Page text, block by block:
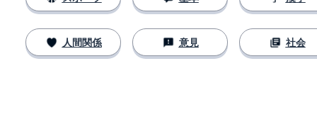
人間関係 意見 社会